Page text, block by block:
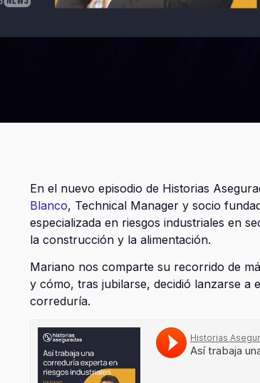
En el nuevo episodio de Historias
Blanco, Technical Manager y socio
especializada en riesgos industriales en
la construcción y la alimentación.
Mariano nos comparte su recorrido de
y cómo, tras jubilarse, decidió lanzarse a
correduría.